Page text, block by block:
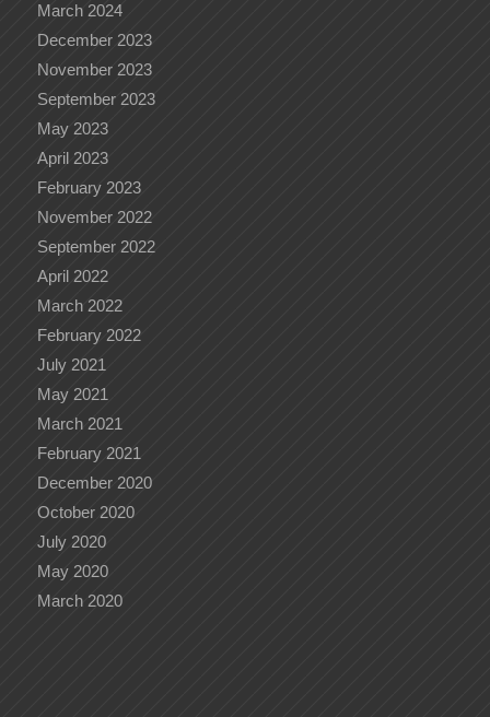
March 2024
December 2023
November 2023
September 2023
May 2023
April 2023
February 2023
November 2022
September 2022
April 2022
March 2022
February 2022
July 2021
May 2021
March 2021
February 2021
December 2020
October 2020
July 2020
May 2020
March 2020